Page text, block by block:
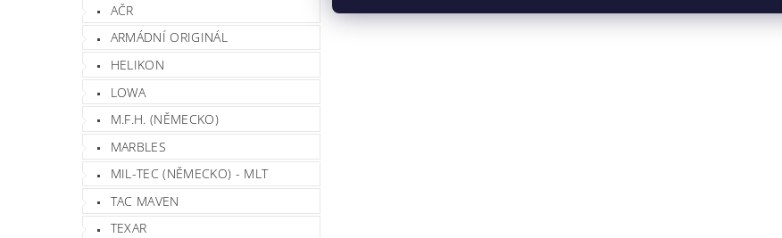
AČR
ARMÁDNÍ ORIGINÁL
HELIKON
LOWA
M.F.H. (NĚMECKO)
MARBLES
MIL-TEC (NĚMECKO) - MLT
TAC MAVEN
TEXAR